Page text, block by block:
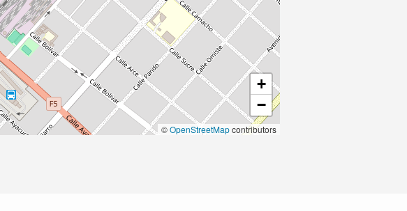
+
−
©OpenStreetMapcontributors